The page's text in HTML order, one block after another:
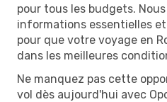
pour tous les budgets.
informations essentielles
pour que votre voyage en
dans les meilleures
Ne manquez pas cette
vol dès aujourd'hui avec